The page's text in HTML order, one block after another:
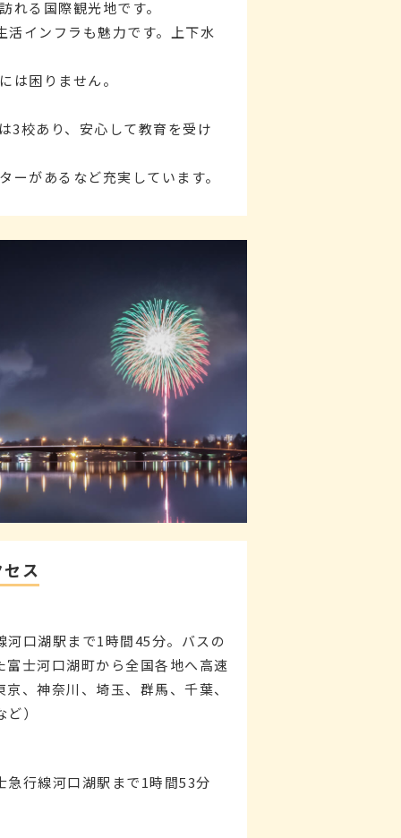
る国際観光地です。
インフラも魅力です。上下水
は困りません。
3校あり、安心して教育を受け
があるなど充実しています。
ス
河口湖駅まで1時間45分。バスの
士河口湖町から全国各地へ高速
、神奈川、埼玉、群馬、千葉、
）
急行線河口湖駅まで1時間53分